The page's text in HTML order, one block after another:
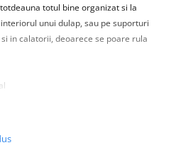
totul bine organizat si la
unui dulap, sau pe suporturi
in calatorii, deoarece se poare rula
Cu doua fete